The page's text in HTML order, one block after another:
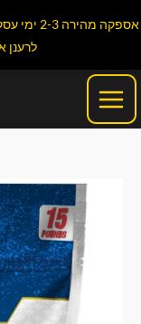
אספקה
לתוכן
Main
Menu